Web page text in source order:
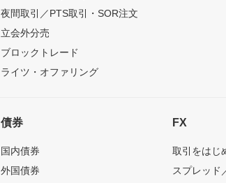
夜間取引／PTS取引・SOR注文
立会外分売
ブロックトレード
ライツ・オファリング
債券
国内債券
外国債券
FX
取引をはじ
スプレッド